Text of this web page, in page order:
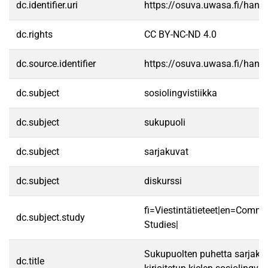
dc.identifier.uri https://osuva.uwasa.fi/
dc.rights CC BY-NC-ND 4.0
dc.source.identifier https://osuva.uwasa.fi/
dc.subject sosiolingvistiikka
dc.subject sukupuoli
dc.subject sarjakuvat
dc.subject diskurssi
dc.subject.study
Studies|
dc.title
Sukupuolten puhetta